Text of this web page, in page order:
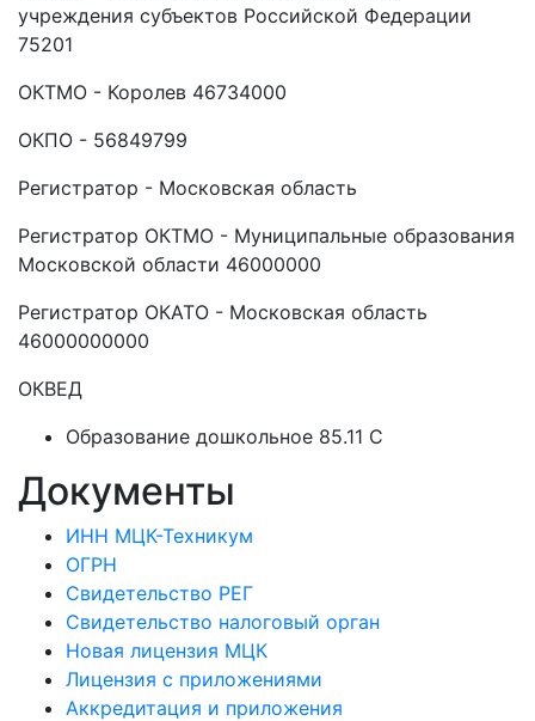
учреждения субъектов Российской Федерации
75201
ОКТМО - Королев 46734000
ОКПО - 56849799
Регистратор - Московская область
Регистратор ОКТМО - Муниципальные образования
Московской области 46000000
Регистратор ОКАТО - Московская область
46000000000
ОКВЕД
Образование дошкольное 85.11 C
Документы
ИНН МЦК-Техникум
ОГРН
Свидетельство РЕГ
Свидетельство налоговый орган
Новая лицензия МЦК
Лицензия с приложениями
Аккредитация и приложения